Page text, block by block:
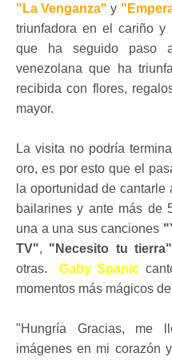
"La Venganza" y
triunfadora en el cariño
que ha seguido paso
venezolana que ha
recibida con flores,
mayor.
La visita no podría
oro, es por esto que el
la oportunidad de
bailarines y ante más de
una a una sus canciones
TV", "Necesito tu tierra"
otras. Gaby Spanic
momentos más mágicos
"Hungría Gracias, me
imágenes en mi corazón